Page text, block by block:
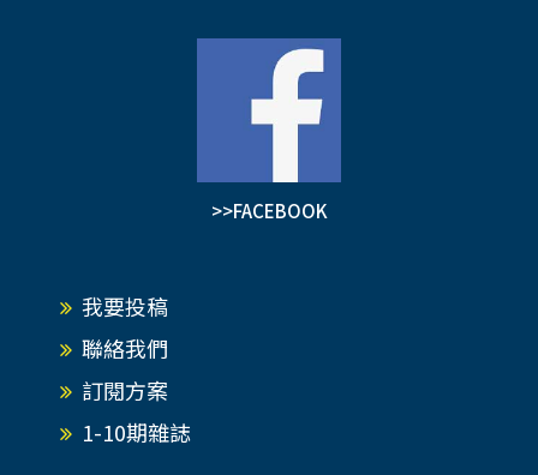
>>FACEBOOK
我要投稿
聯絡我們
訂閱方案
1-10期雜誌